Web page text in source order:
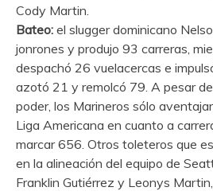
Cody Martin.
Bateo: el slugger dominicano
jonrones y produjo 93 carreras,
despachó 26 vuelacercas e
azotó 21 y remolcó 79. A pesar
poder, los Marineros sólo
Liga Americana en cuanto a
marcar 656. Otros toleteros que
en la alineación del equipo de
Franklin Gutiérrez y Leonys